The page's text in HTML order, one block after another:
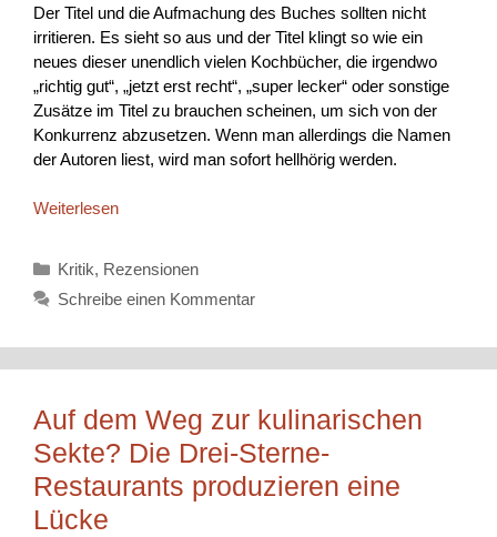
Der Titel und die Aufmachung des Buches sollten nicht
irritieren. Es sieht so aus und der Titel klingt so wie ein
neues dieser unendlich vielen Kochbücher, die irgendwo
„richtig gut“, „jetzt erst recht“, „super lecker“ oder sonstige
Zusätze im Titel zu brauchen scheinen, um sich von der
Konkurrenz abzusetzen. Wenn man allerdings die Namen
der Autoren liest, wird man sofort hellhörig werden.
Weiterlesen
Kategorien
Kritik, Rezensionen
Schreibe einen Kommentar
Auf dem Weg zur kulinarischen
Sekte? Die Drei-Sterne-
Restaurants produzieren eine
Lücke